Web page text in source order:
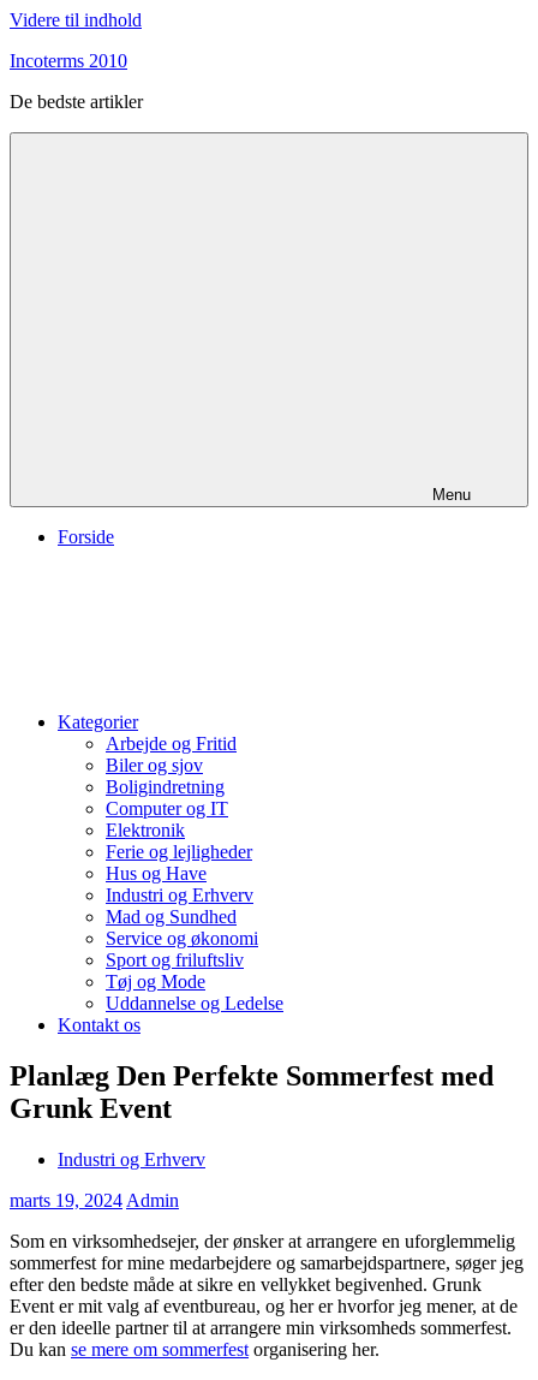
Videre til indhold
Incoterms 2010
De bedste artikler
Menu
Forside
Kategorier
Arbejde og Fritid
Biler og sjov
Boligindretning
Computer og IT
Elektronik
Ferie og lejligheder
Hus og Have
Industri og Erhverv
Mad og Sundhed
Service og økonomi
Sport og friluftsliv
Tøj og Mode
Uddannelse og Ledelse
Kontakt os
Planlæg Den Perfekte Sommerfest med
Grunk Event
Industri og Erhverv
marts 19, 2024 Admin
Som en virksomhedsejer, der ønsker at arrangere en uforglemmelig
sommerfest for mine medarbejdere og samarbejdspartnere, søger jeg
efter den bedste måde at sikre en vellykket begivenhed. Grunk
Event er mit valg af eventbureau, og her er hvorfor jeg mener, at de
er den ideelle partner til at arrangere min virksomheds sommerfest.
Du kan se mere om sommerfest organisering her.